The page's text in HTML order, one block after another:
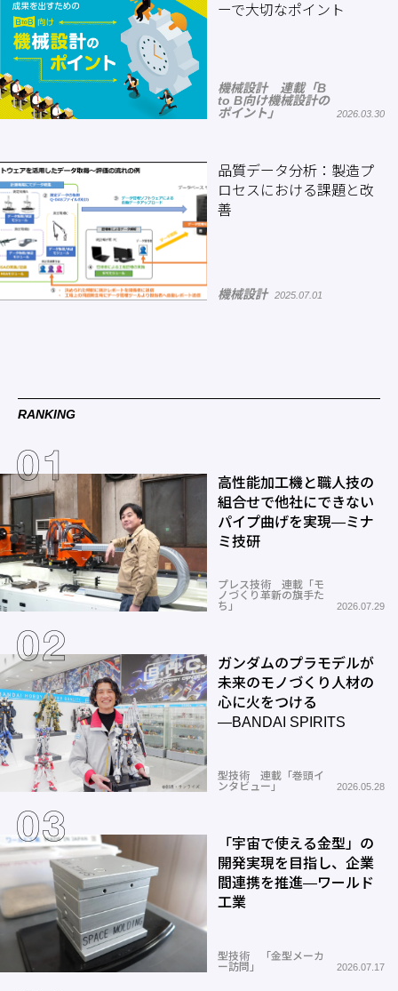
ーで大切なポイント
機械設計 連載「B
to B向け機械設計の
ポイント」
2026.03.30
品質データ分析：製造プ
ロセスにおける課題と改
善
機械設計 2025.07.01
RANKING
高性能加工機と職人技の
組合せで他社にできない
パイプ曲げを実現―ミナ
ミ技研
プレス技術 連載「モ
ノづくり革新の旗手た
ち」
2026.07.29
ガンダムのプラモデルが
未来のモノづくり人材の
心に火をつける
―BANDAI SPIRITS
型技術 連載「巻頭イ
ンタビュー」
2026.05.28
「宇宙で使える金型」の
開発実現を目指し、企業
間連携を推進―ワールド
工業
型技術 「金型メーカ
ー訪問」
2026.07.17